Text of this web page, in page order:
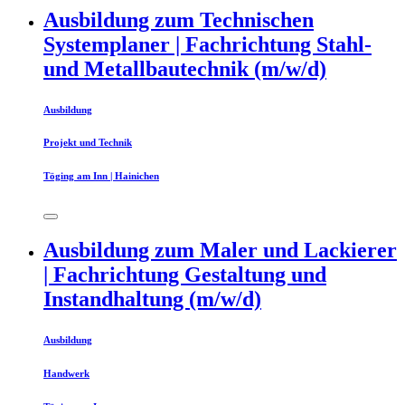
Ausbildung zum Technischen
Systemplaner | Fachrichtung Stahl-
und Metallbautechnik (m/w/d)
Ausbildung
Projekt und Technik
Töging am Inn | Hainichen
Ausbildung zum Maler und Lackierer
| Fachrichtung Gestaltung und
Instandhaltung (m/w/d)
Ausbildung
Handwerk